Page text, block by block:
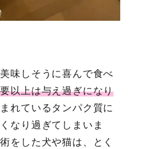
味しそうに喜んで食べ
以上は与え過ぎになり
れているタンパク質に
なり過ぎてしまいま
をした犬や猫は、とく